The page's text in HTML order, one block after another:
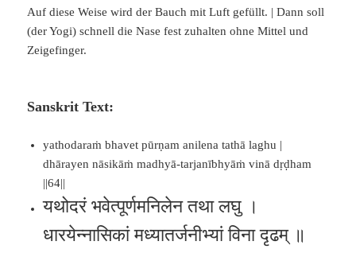
Auf diese Weise wird der Bauch mit Luft gefüllt. | Dann soll
(der Yogi) schnell die Nase fest zuhalten ohne Mittel und
Zeigefinger.
Sanskrit Text:
yathodaraṁ bhavet pūrṇam anilena tathā laghu |
dhārayen nāsikāṁ madhyā-tarjanībhyāṁ vinā dṛḍham
||64||
यथोदरं भवेत्पूर्णमनिलेन तथा लघु ।
धारयेन्नासिकां मध्यातर्जनीभ्यां विना दृढम् ॥